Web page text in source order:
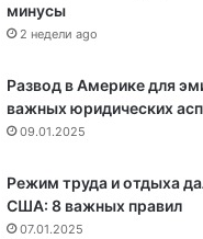
минусы
2 недели ago
Развод в Америке для
важных юридических
09.01.2025
Режим труда и отдыха
США: 8 важных правил
07.01.2025